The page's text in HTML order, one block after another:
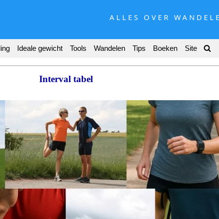
ALLES OVER
Ideale gewicht Tools Wandelen Tips Boeken Site
Interval tabel